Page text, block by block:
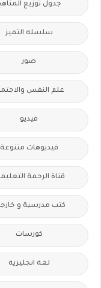
جدول توزيع
سلسله التميز
صور
علم النفس
فيديو
فيديوهات متنوعة
قناة الرحمة
كتب مدرسية و
كورسات
لغة انجليزية